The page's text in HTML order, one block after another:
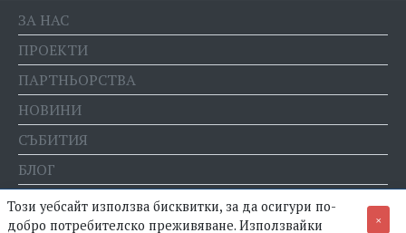
ЗА НАС
ПРОЕКТИ
ПАРТНЬОРСТВА
НОВИНИ
СЪБИТИЯ
БЛОГ
Е-МАГАЗИН
Този уебсайт използва бисквитки, за да осигури по-
добро потребителско преживяване. Използвайки
×